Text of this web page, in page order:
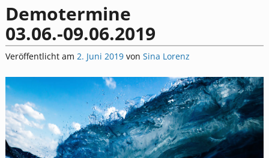
Demotermine
03.06.-09.06.2019
Veröffentlicht am 2. Juni 2019 von Sina Lorenz